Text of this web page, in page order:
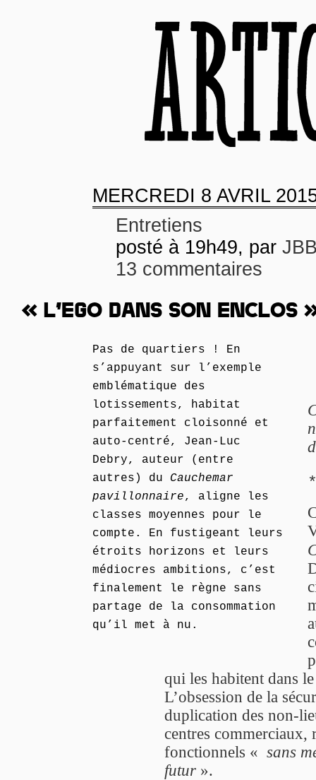
MERCREDI 8 AVRIL
Entretiens
posté à 19h49, par
13 commentaires
« L’EGO DANS SON ENCLOS
Pas de quartiers ! En
s’appuyant sur l’exemple
emblématique des
lotissements, habitat
parfaitement cloisonné et
auto-centré, Jean-Luc
Debry, auteur (entre
autres) du Cauchemar
pavillonnaire, aligne les
classes moyennes pour le
compte. En fustigeant leurs
étroits horizons et leurs
médiocres ambitions, c’est
finalement le règne sans
partage de la consommation
qu’il met à nu.
qui les habitent dans
L’obsession de la
duplication des non-
centres commerciaux,
fonctionnels « sans
futur ».